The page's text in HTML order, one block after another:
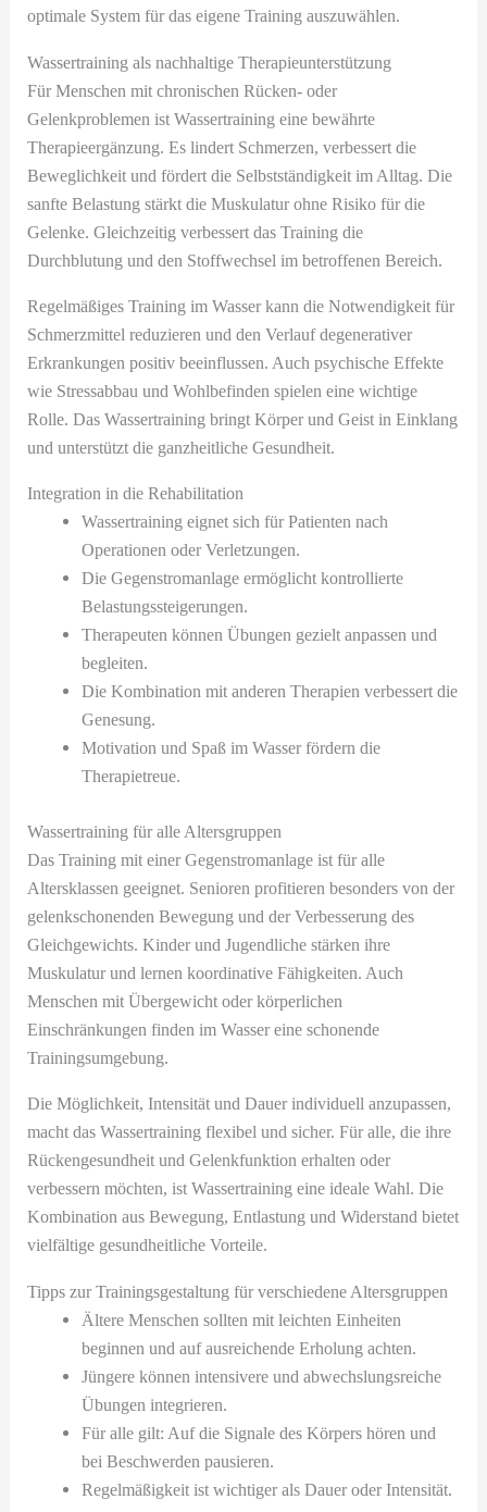
optimale System für das eigene Training auszuwählen.
Wassertraining als nachhaltige Therapieunterstützung
Für Menschen mit chronischen Rücken- oder
Gelenkproblemen ist Wassertraining eine bewährte
Therapieergänzung. Es lindert Schmerzen, verbessert die
Beweglichkeit und fördert die Selbstständigkeit im Alltag. Die
sanfte Belastung stärkt die Muskulatur ohne Risiko für die
Gelenke. Gleichzeitig verbessert das Training die
Durchblutung und den Stoffwechsel im betroffenen Bereich.
Regelmäßiges Training im Wasser kann die Notwendigkeit für
Schmerzmittel reduzieren und den Verlauf degenerativer
Erkrankungen positiv beeinflussen. Auch psychische Effekte
wie Stressabbau und Wohlbefinden spielen eine wichtige
Rolle. Das Wassertraining bringt Körper und Geist in Einklang
und unterstützt die ganzheitliche Gesundheit.
Integration in die Rehabilitation
Wassertraining eignet sich für Patienten nach
Operationen oder Verletzungen.
Die Gegenstromanlage ermöglicht kontrollierte
Belastungssteigerungen.
Therapeuten können Übungen gezielt anpassen und
begleiten.
Die Kombination mit anderen Therapien verbessert die
Genesung.
Motivation und Spaß im Wasser fördern die
Therapietreue.
Wassertraining für alle Altersgruppen
Das Training mit einer Gegenstromanlage ist für alle
Altersklassen geeignet. Senioren profitieren besonders von der
gelenkschonenden Bewegung und der Verbesserung des
Gleichgewichts. Kinder und Jugendliche stärken ihre
Muskulatur und lernen koordinative Fähigkeiten. Auch
Menschen mit Übergewicht oder körperlichen
Einschränkungen finden im Wasser eine schonende
Trainingsumgebung.
Die Möglichkeit, Intensität und Dauer individuell anzupassen,
macht das Wassertraining flexibel und sicher. Für alle, die ihre
Rückengesundheit und Gelenkfunktion erhalten oder
verbessern möchten, ist Wassertraining eine ideale Wahl. Die
Kombination aus Bewegung, Entlastung und Widerstand bietet
vielfältige gesundheitliche Vorteile.
Tipps zur Trainingsgestaltung für verschiedene Altersgruppen
Ältere Menschen sollten mit leichten Einheiten
beginnen und auf ausreichende Erholung achten.
Jüngere können intensivere und abwechslungsreiche
Übungen integrieren.
Für alle gilt: Auf die Signale des Körpers hören und
bei Beschwerden pausieren.
Regelmäßigkeit ist wichtiger als Dauer oder Intensität.